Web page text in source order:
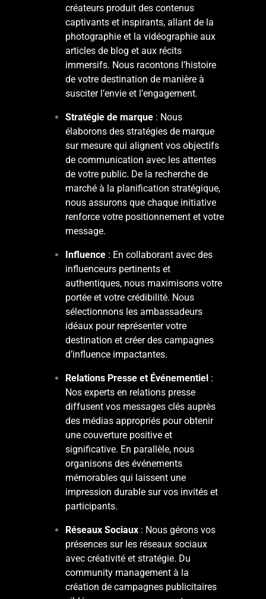
créateurs produit des contenus
captivants et inspirants, allant de la
photographie et la vidéographie aux
articles de blog et aux récits
immersifs. Nous racontons l’histoire
de votre destination de manière à
susciter l’envie et l’engagement.
Stratégie de marque : Nous
élaborons des stratégies de marque
sur mesure qui alignent vos objectifs
de communication avec les attentes
de votre public. De la recherche de
marché à la planification stratégique,
nous assurons que chaque initiative
renforce votre positionnement et votre
message.
Influence : En collaborant avec des
influenceurs pertinents et
authentiques, nous maximisons votre
portée et votre crédibilité. Nous
sélectionnons les ambassadeurs
idéaux pour représenter votre
destination et créer des campagnes
d’influence impactantes.
Relations Presse et Événementiel :
Nos experts en relations presse
diffusent vos messages clés auprès
des médias appropriés pour obtenir
une couverture positive et
significative. En parallèle, nous
organisons des événements
mémorables qui laissent une
impression durable sur vos invités et
participants.
Réseaux Sociaux : Nous gérons vos
présences sur les réseaux sociaux
avec créativité et stratégie. Du
community management à la
création de campagnes publicitaires